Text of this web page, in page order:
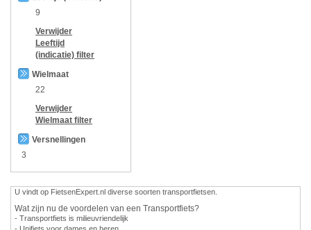
9
Verwijder
Leeftijd
(indicatie) filter
Wielmaat
22
Verwijder
Wielmaat filter
Versnellingen
3
U vindt op FietsenExpert.nl diverse soorten transportfietsen.
Wat zijn nu de voordelen van een Transportfiets?
- Transportfiets is milieuvriendelijk